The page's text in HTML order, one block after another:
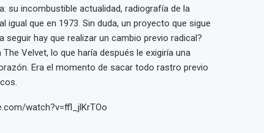
su incombustible actualidad, radiografía de la
que en 1973. Sin duda, un proyecto que sigue
seguir hay que realizar un cambio previo radical?
Velvet, lo que haría después le exigiría una
Era el momento de sacar todo rastro previo
watch?v=ffl_jlKrTOo